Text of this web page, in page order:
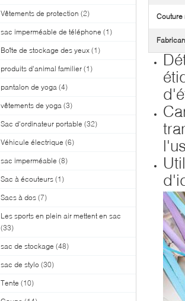
Vêtements de protection (2)
sac imperméable de téléphone (1)
Boîte de stockage des yeux (1)
produits d'animal familier (1)
pantalon de yoga (4)
vêtements de yoga (3)
Sac d'ordinateur portable (32)
Véhicule électrique (6)
sac imperméable (8)
Sac à écouteurs (1)
Sacs à dos (7)
Les sports en plein air mettent en sac
(33)
sac de stockage (48)
sac de stylo (30)
Tente (10)
Couture